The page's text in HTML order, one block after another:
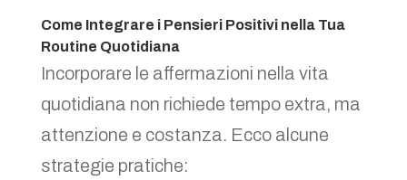
Come Integrare i Pensieri Positivi nella Tua
Routine Quotidiana
Incorporare le affermazioni nella vita
quotidiana non richiede tempo extra, ma
attenzione e costanza. Ecco alcune
strategie pratiche: